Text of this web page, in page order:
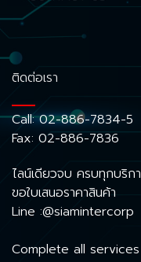
ติดต่อเรา
Call:02-886-7834-5
Fax: 02-886-7836
ไลน์เดียวจบ ครบทุกบริก
ขอใบเสนอราคาสินค้า
Line :@siamintercorp
Complete all